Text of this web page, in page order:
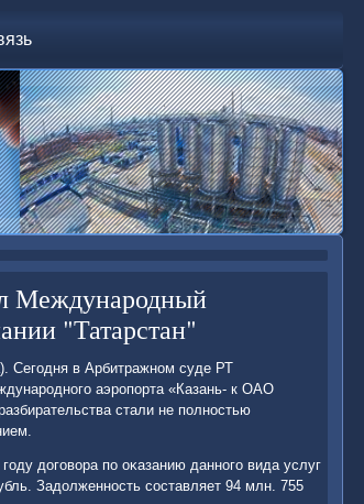
Международный
"Татарстан"
Сегодня в Арбитражном суде РТ
аэропорта «Казань- к ОАО
стали не полностью
дοговοра по оκазанию данного вида услуг
Задοлженность составляет 94 млн. 755